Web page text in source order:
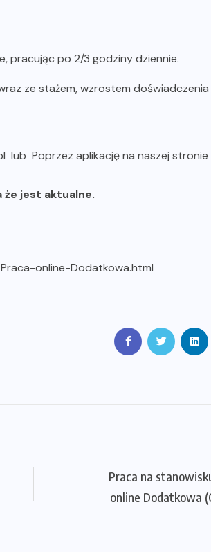
pracując po 2/3 godziny dziennie.
ze stażem, wzrostem
lub Poprzez aplikację na naszej
że jest aktualne.
online-Dodatkowa.html
Praca na
online Dodatkowa